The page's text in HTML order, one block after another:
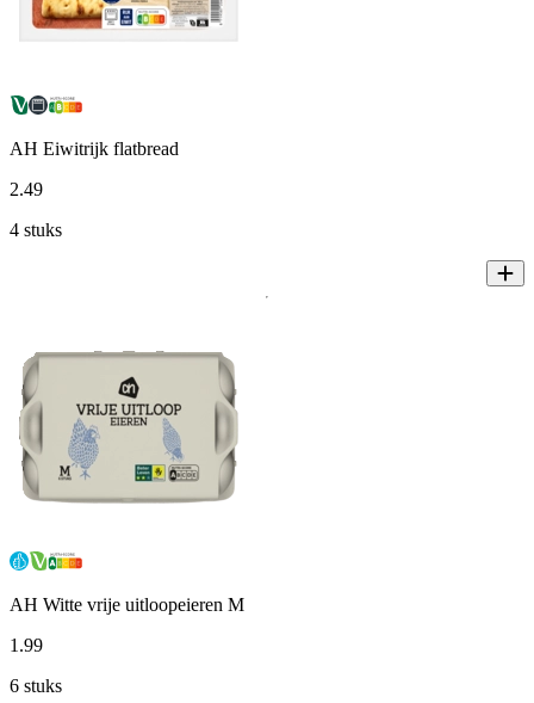
AH Eiwitrijk flatbread
2.49
4 stuks
AH Witte vrije uitloopeieren M
1 .99
6 stuks